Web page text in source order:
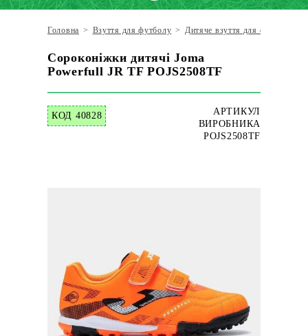
Головна > Взуття для футболу > Дитяче взуття для футболу
Сороконіжки дитячі Joma
Powerfull JR TF POJS2508TF
КОД 40828
АРТИКУЛ
ВИРОБНИКА
POJS2508TF